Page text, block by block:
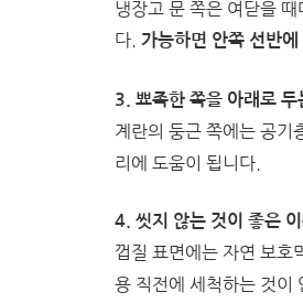
냉장고 문 쪽은 여닫을
다. 가능하면 안쪽 선반에
3. 뾰족한 쪽을 아래로 두
계란의 둥근 쪽에는 공기
리에 도움이 됩니다.
4. 씻지 않는 것이 좋은
껍질 표면에는 자연 보호
용 직전에 세척하는 것이